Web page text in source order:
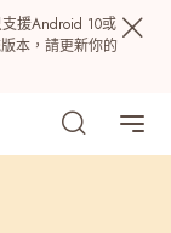
援Android 10或
本，請更新你的